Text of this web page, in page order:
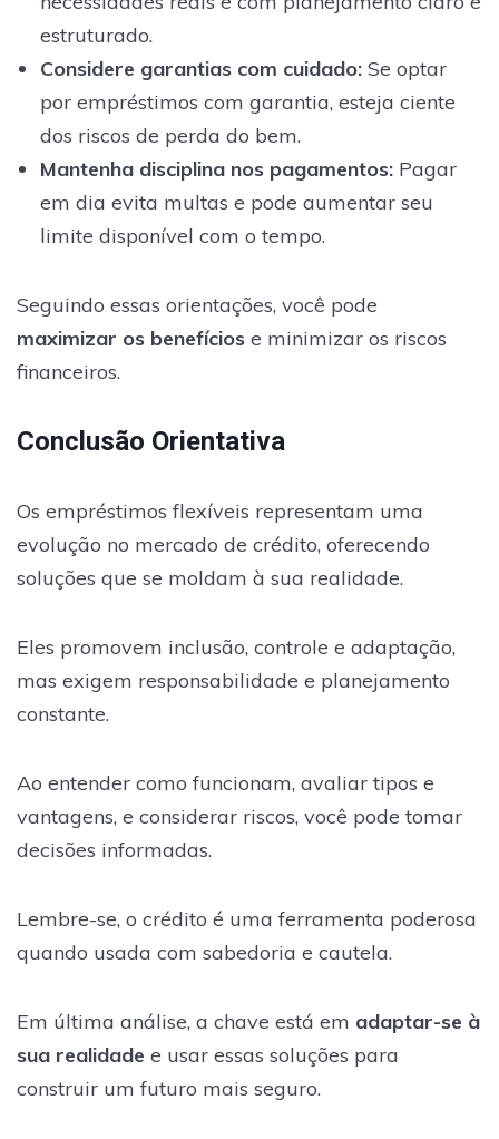
estruturado.
Considere garantias com cuidado:Se optar
por empréstimos com garantia, esteja ciente
dos riscos de perda do bem.
Mantenha disciplina nos pagamentos:Pagar
em dia evita multas e pode aumentar seu
limite disponível com o tempo.
Seguindo essas orientações, você pode
maximizar os benefícios e minimizar os riscos
financeiros.
Conclusão Orientativa
Os empréstimos flexíveis representam uma
evolução no mercado de crédito, oferecendo
soluções que se moldam à sua realidade.
Eles promovem inclusão, controle e adaptação,
mas exigem responsabilidade e planejamento
constante.
Ao entender como funcionam, avaliar tipos e
vantagens, e considerar riscos, você pode tomar
decisões informadas.
Lembre-se, o crédito é uma ferramenta poderosa
quando usada com sabedoria e cautela.
Em última análise, a chave está em adaptar-se à
sua realidade e usar essas soluções para
construir um futuro mais seguro.